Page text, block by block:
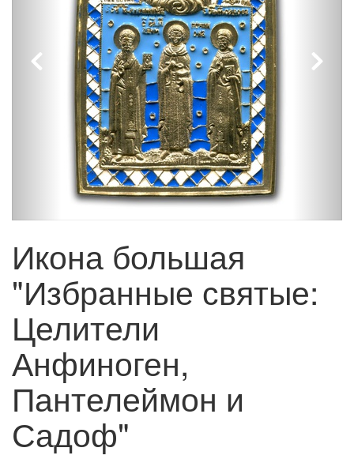
Икона большая
"Избранные святые:
Целители
Анфиноген,
Пантелеймон и
Садоф"